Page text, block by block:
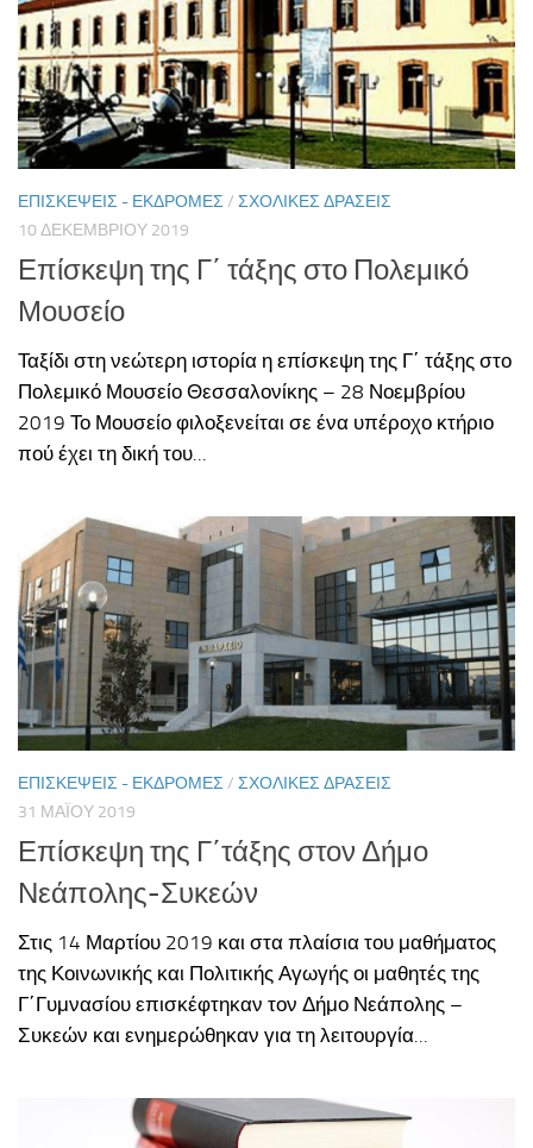
ΕΠΙΣΚΈΨΕΙΣ - ΕΚΔΡΟΜΈΣ / ΣΧΟΛΙΚΈΣ ΔΡΆΣΕΙΣ
10 ΔΕΚΕΜΒΡΊΟΥ 2019
Επίσκεψη της Γ΄ τάξης στο Πολεμικό
Μουσείο
Ταξίδι στη νεώτερη ιστορία η επίσκεψη της Γ΄ τάξης στο
Πολεμικό Μουσείο Θεσσαλονίκης – 28 Νοεμβρίου
2019 Το Μουσείο φιλοξενείται σε ένα υπέροχο κτήριο
πού έχει τη δική του...
ΕΠΙΣΚΈΨΕΙΣ - ΕΚΔΡΟΜΈΣ / ΣΧΟΛΙΚΈΣ ΔΡΆΣΕΙΣ
31 ΜΑΪ́ΟΥ 2019
Επίσκεψη της Γ΄τάξης στον Δήμο
Νεάπολης-Συκεών
Στις 14 Μαρτίου 2019 και στα πλαίσια του μαθήματος
της Κοινωνικής και Πολιτικής Αγωγής οι μαθητές της
Γ΄Γυμνασίου επισκέφτηκαν τον Δήμο Νεάπολης –
Συκεών και ενημερώθηκαν για τη λειτουργία...